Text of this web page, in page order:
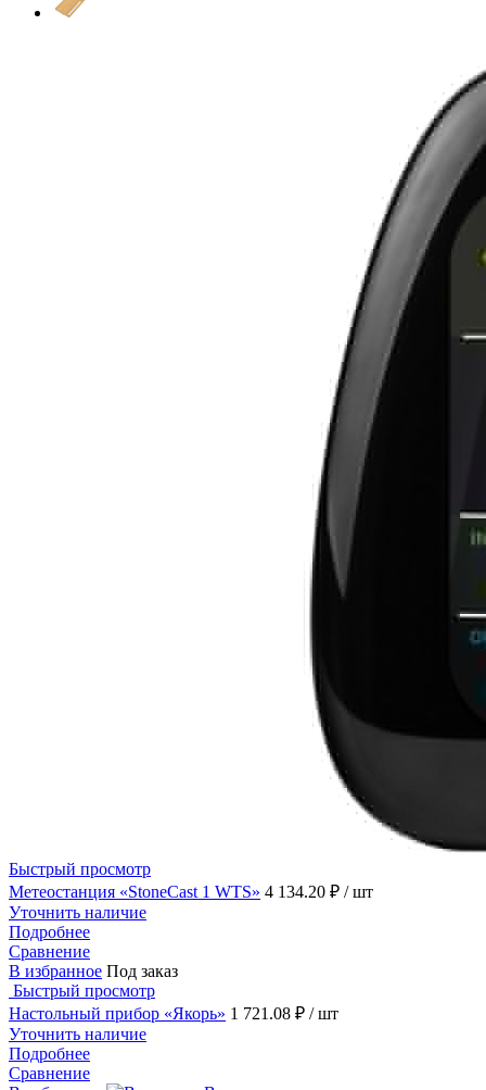
Быстрый просмотр
Метеостанция «StoneCast 1 WTS» 4 134.20 ₽ / шт
Уточнить наличие
Подробнее
Сравнение
В избранное Под заказ
Быстрый просмотр
Настольный прибор «Якорь» 1 721.08 ₽ / шт
Уточнить наличие
Подробнее
Сравнение